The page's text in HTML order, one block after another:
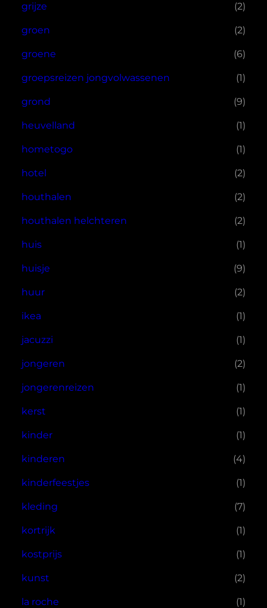
grijze (2)
groen (2)
groene (6)
groepsreizen jongvolwassenen (1)
grond (9)
heuvelland (1)
hometogo (1)
hotel (2)
houthalen (2)
houthalen helchteren (2)
huis (1)
huisje (9)
huur (2)
ikea (1)
jacuzzi (1)
jongeren (2)
jongerenreizen (1)
kerst (1)
kinder (1)
kinderen (4)
kinderfeestjes (1)
kleding (7)
kortrijk (1)
kostprijs (1)
kunst (2)
la roche (1)